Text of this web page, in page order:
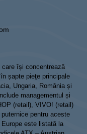
care își concentrează
șapte pieţe principale
Ungaria, România și
managementul și
(retail), VIVO! (retail)
pentru aceste
este listată la